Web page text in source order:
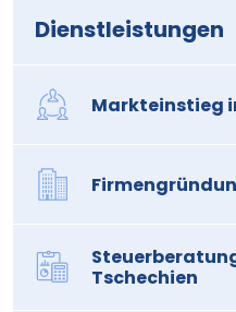
Dienstleistungen
Markteinstieg
Tschechien